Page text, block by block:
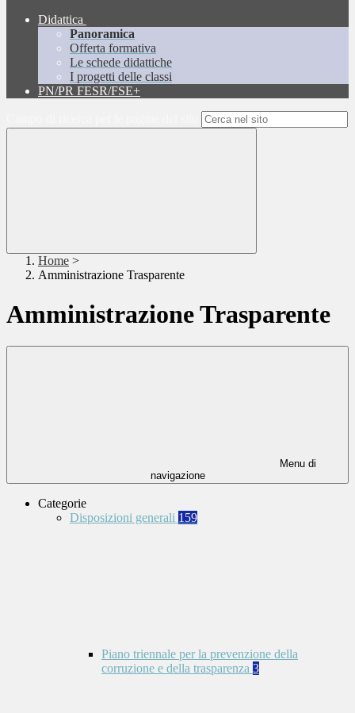
Didattica
Panoramica
Offerta formativa
Le schede didattiche
I progetti delle classi
PN/PR FESR/FSE+
Home >
Amministrazione Trasparente
Amministrazione Trasparente
Menu di
navigazione
Categorie
Disposizioni generali 159
Piano triennale per la prevenzione della
corruzione e della trasparenza 3